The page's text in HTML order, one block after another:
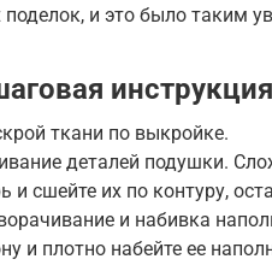
поделок, и это было таким
инструкция
ткани по выкройке.
деталей подушки.
и сшейте их по контуру,
и набивка
и плотно набейте ее